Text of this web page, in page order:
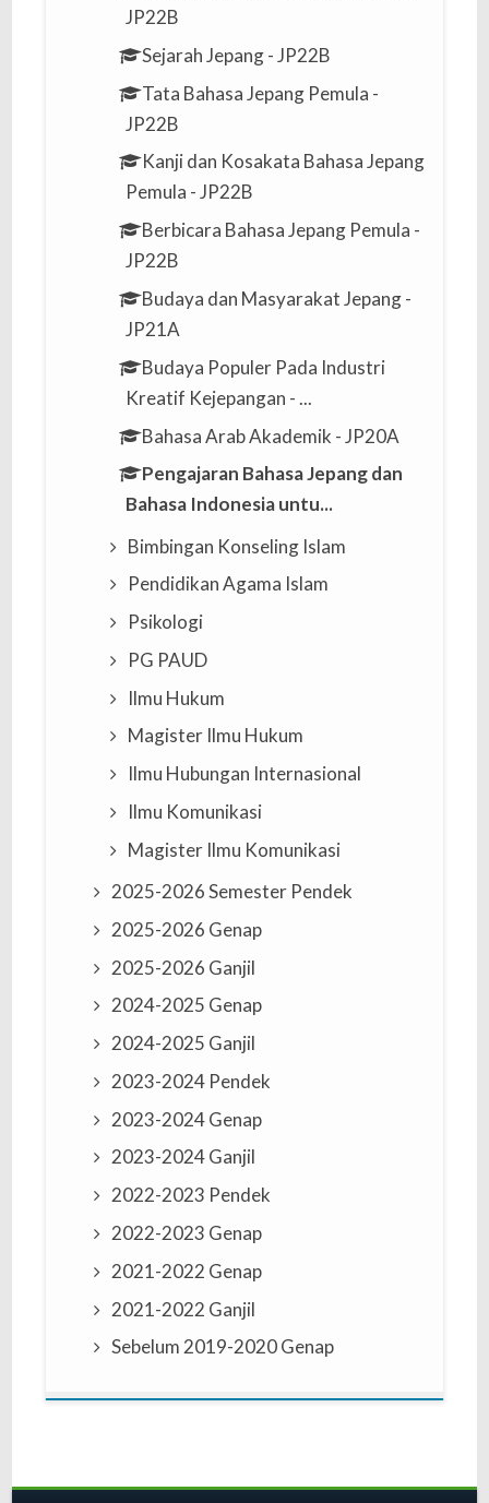
JP22B
Sejarah Jepang - JP22B
Tata Bahasa Jepang Pemula -
JP22B
Kanji dan Kosakata Bahasa Jepang
Pemula - JP22B
Berbicara Bahasa Jepang Pemula -
JP22B
Budaya dan Masyarakat Jepang -
JP21A
Budaya Populer Pada Industri
Kreatif Kejepangan - ...
Bahasa Arab Akademik - JP20A
Pengajaran Bahasa Jepang dan
Bahasa Indonesia untu...
Bimbingan Konseling Islam
Pendidikan Agama Islam
Psikologi
PG PAUD
Ilmu Hukum
Magister Ilmu Hukum
Ilmu Hubungan Internasional
Ilmu Komunikasi
Magister Ilmu Komunikasi
2025-2026 Semester Pendek
2025-2026 Genap
2025-2026 Ganjil
2024-2025 Genap
2024-2025 Ganjil
2023-2024 Pendek
2023-2024 Genap
2023-2024 Ganjil
2022-2023 Pendek
2022-2023 Genap
2021-2022 Genap
2021-2022 Ganjil
Sebelum 2019-2020 Genap